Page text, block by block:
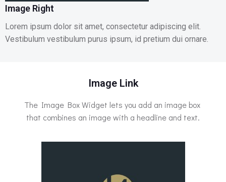
Image Right
Lorem ipsum dolor sit amet, consectetur adipiscing elit.
Vestibulum vestibulum purus ipsum, id pretium dui ornare.
Image Link
The Image Box Widget lets you add an image box
that combines an image with a headline and text.